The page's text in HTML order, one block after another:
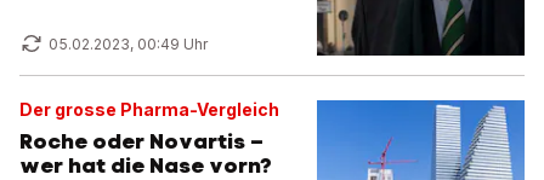
05.02.2023, 00:49 Uhr
Der grosse Pharma-Vergleich
Roche oder Novartis –
wer hat die Nase vorn?